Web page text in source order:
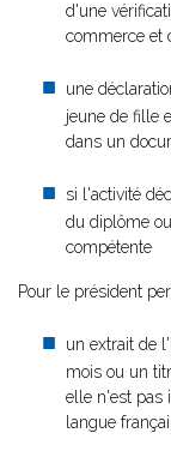
d'une
commerce et
une
jeune de fille
dans un
si l'activité
du diplôme
compétente
Pour le président
un extrait de
mois ou un
elle n'est pas
langue